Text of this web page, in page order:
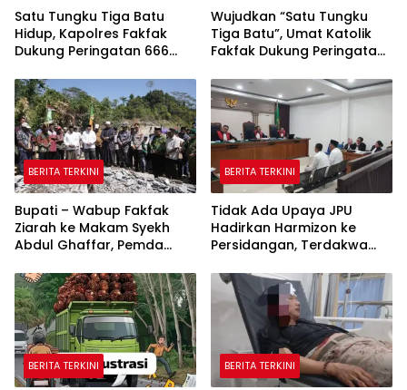
Satu Tungku Tiga Batu
Hidup, Kapolres Fakfak
Dukung Peringatan 666
Papua
Wujudkan “Satu Tungku
Tiga Batu”, Umat Katolik
Fakfak Dukung Peringatan
Papua
BERITA TERKINI
Bupati – Wabup Fakfak
Ziarah ke Makam Syekh
Abdul Ghaffar, Pemda
Peringatan 666 Tahun
Islam Masuk Tanah Papua
BERITA TERKINI
Tidak Ada Upaya JPU
Hadirkan Harmizon ke
Persidangan, Terdakwa
BERITA TERKINI BERITA TERKINI